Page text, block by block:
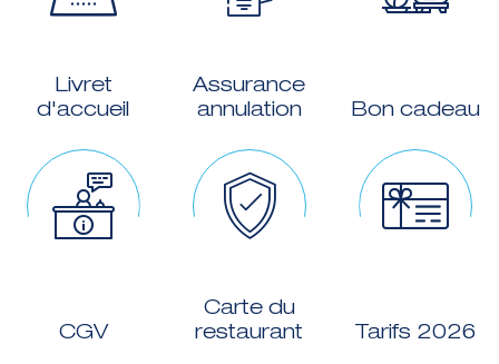
Livret
d'accueil
Assurance
annulation
Bon cadeau
CGV
Carte du
restaurant
Tarifs 2026